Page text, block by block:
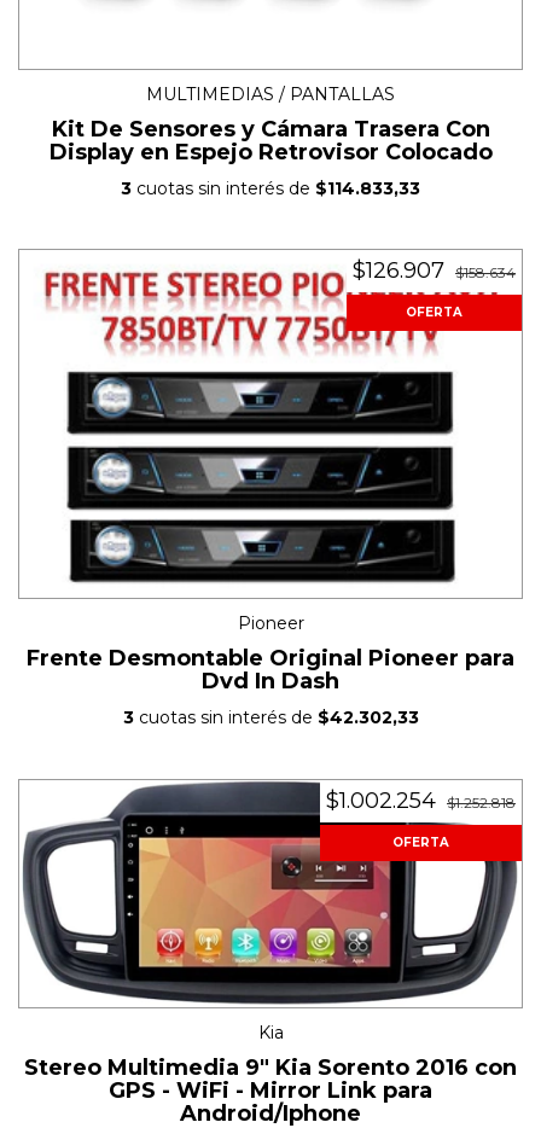
MULTIMEDIAS / PANTALLAS
Kit De Sensores y Cámara Trasera Con
Display en Espejo Retrovisor Colocado
3 cuotas sin interés de $114.833,33
$126.907 $158.634
OFERTA
Pioneer
Frente Desmontable Original Pioneer para
Dvd In Dash
3cuotas sin interés de $42.302,33
$1.002.254 $1.252.818
OFERTA
Kia
Stereo Multimedia 9" Kia Sorento 2016 con
GPS - WiFi - Mirror Link para
Android/Iphone